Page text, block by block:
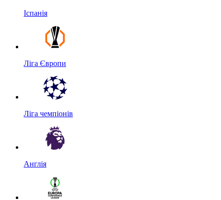
Іспанія
Ліга Європи
Ліга чемпіонів
Англія